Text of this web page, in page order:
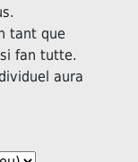
tant que
fan tutte.
aura